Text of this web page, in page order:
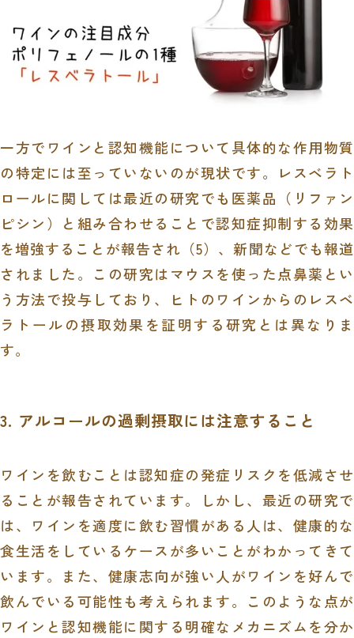
一方でワインと認知機能について具体的な作用物質
の特定には至っていないのが現状です。レスベラト
ロールに関しては最近の研究でも医薬品（リファン
ピシン）と組み合わせることで認知症抑制する効果
を増強することが報告され（5）、新聞などでも報道
されました。この研究はマウスを使った点鼻薬とい
う方法で投与しており、ヒトのワインからのレスベ
ラトールの摂取効果を証明する研究とは異なりま
す。
3. アルコールの過剰摂取には注意すること
ワインを飲むことは認知症の発症リスクを低減させ
ることが報告されています。しかし、最近の研究で
は、ワインを適度に飲む習慣がある人は、健康的な
食生活をしているケースが多いことがわかってきて
います。また、健康志向が強い人がワインを好んで
飲んでいる可能性も考えられます。このような点が
ワインと認知機能に関する明確なメカニズムを分か